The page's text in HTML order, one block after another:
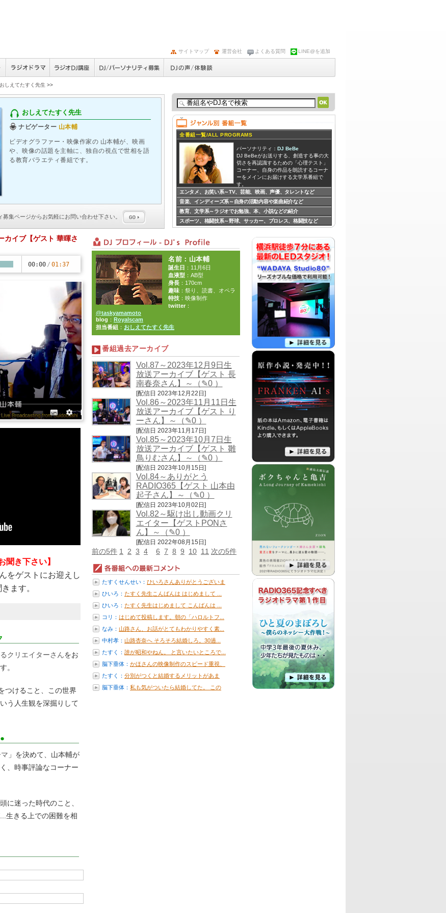
サイトマップ 運営会社 よくある質問 LINE@を追加
おしえてたすく先生 >>
おしえてたすく先生
ナビゲーター 山本輔
ビデオグラファー・映像作家の 山本輔が、映画
や、映像の話題を主軸に、独自の視点で世相を語
る教育バラエティ番組です。
募集ページからお気軽にお問い合わせ下さい。
カイブ【ゲスト 華暉さ
00:00 / 01:37
聞き下さい】
をゲストにお迎えし
ます。
クリエイターさんをお
。
つけること、この世界
う人生観を深掘りして
」を決めて、山本輔が
、時事評論なコーナー
に迷った時代のこと、
生きる上での困難を相
名前 ：山本輔
誕生日 ：11月6日
血液型 ：AB型
身長 ：170cm
趣味 ：祭り、読書、オペラ
特技 ：映像制作
twitter ：
@taskyamamoto
blog ： Royalscam
担当番組 ： おしえてたすく先生
番組過去アーカイブ
Vol.87～2023年12月9日生
放送アーカイブ【ゲスト 長
南春奈さん】～
（✎0 ）
[配信日 2023年12月22日]
Vol.86～2023年11月11日生
放送アーカイブ【ゲスト り
ーさん】～
（✎0 ）
[配信日 2023年11月17日]
Vol.85～2023年10月7日生
放送アーカイブ【ゲスト 雛
鳥りむさん】～
（✎0 ）
[配信日 2023年10月15日]
Vol.84～ありがとう
RADIO365【ゲスト 山本由
起子さん】～
（✎0 ）
[配信日 2023年10月02日]
Vol.82～駆け出し動画クリ
エイター【ゲストPONさ
ん】～
（✎0 ）
[配信日 2022年08月15日]
前の5件 1 2 3 4 6 7 8 9 10 11 次の5件
たすくせんせい： ひいろさんありがとうございま
す！ 昨...
ひいろ： たすく先生こんばんは はじめまして ...
ひいろ： たすく先生はじめまして こんばんは ...
コリ： はじめて投稿します。朝の「ハロルトフ...
なみ： 山路さん、お話がとてもわかりやすく素...
中村孝： 山路杏奈へ そろそろ結婚しろ。30過...
たすく： 誰が昭和やねん。 と言いたいところで...
脳下垂体： かほさんの映像制作のスピード重視、
い...
たすく： 分別がつくと結婚するメリットがあま
り...
脳下垂体： 私も気がついたら結婚してた。 この
全番組一覧/ALL PROGRAMS
パーソナリティ： DJ BeBe
DJ BeBeがお送りする、創造する事の大
切さを再認識するための「心理テスト」
コーナー、自身の作品を朗読するコーナ
ーをメインにお届けする文学系番組で
す。
パーソナリティ：中村大樹
中村大樹の好きなサブカルに関する話題
や、コミュニケーションを大切にした色
んな遊びについてお話する番組です。
パーソナリティ：北澤、にーくん
お笑いコンビ弾力素材のリアルと、皆様
からのお便りを素材にして、ツーシーム
に、ストレートにお送りする、フリート
ーク型ラジオ番組です。
パーソナリティ：マゴメ ヒロブミ
アラフィフ（50代）間近のDJ マゴメが
お届けするのは、映画、音楽、演劇、本
などをまったりと紹介してゆく、ちょっ
と大人な番組です。
パーソナリティ：ちゃっぴー
いつかの売れっ子MC、ナレーターを目
指す「DJ ちゃっぴー」がお送りする、
お気に入り情報、ハワイに関する情報を
紹介する番組です。
ラジオドラマを作りたい人と、主演した
い人、作品を提供したい人のためのマッ
チングサイト、RAZIDRAによる、最新作
や、関係者などをゲストにお呼びしてマ
ル秘情報を教えちゃう、そんなラジドラーの為の公式番組です。
パーソナリティ：Leo
純喫茶Leoにふらり立ち寄ったお客様
を、店主Leoが心を込めておもてなしト
パーソナリティ：アミーゴ
を楽しく、より素晴らしく、生きる方法
を探すためのバチャバチャ番組です！
パーソナリティ：DJ HIROTO
DJ HIROTOによるネットニュースを話題
に、リスナーからのメッセージをSense
溢れる言葉と、Qualityの高い視点で語っ
ていこうという番組です。
パーソナリティ： DJ TOM
今世間を賑わせている様々なニュースを
ピックアップしたり、毎回テーマを決め
てゲストさんと一緒にブギウギしちゃう
番組です。
パーソナリティ：ZION、Kimmy
エンタメ、お笑い系～TV、芸能、映画、声優、タレントなど
音楽、インディーズ系～自身の活動内容や楽曲紹介など
教育、文学系～ラジオでお勉強、本、小説などの紹介
スポーツ、格闘技系～野球、サッカー、プロレス、格闘技など